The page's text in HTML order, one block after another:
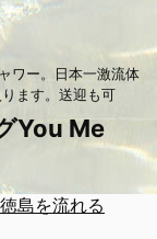
ワー。日本一激流体
ます。送迎も可
You Me
島を流れる